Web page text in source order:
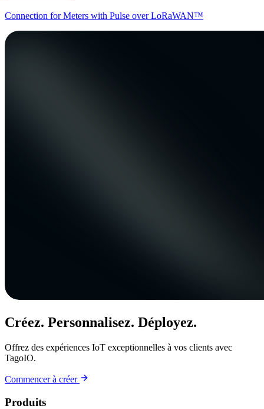
Connection for Meters with Pulse over LoRaWAN™
Créez. Personnalisez. Déployez.
Offrez des expériences IoT exceptionnelles à vos clients avec
TagoIO.
Commencer à créer
Produits